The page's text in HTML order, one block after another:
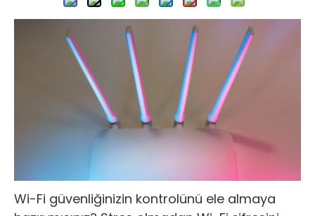
Wi-Fi güvenliğinizin kontrolünü ele almaya